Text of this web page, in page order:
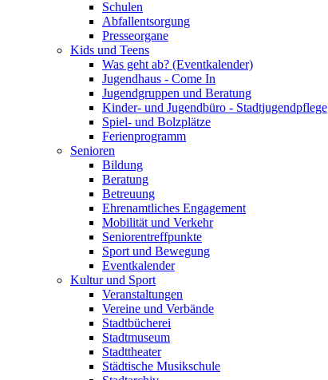
Schulen
Abfallentsorgung
Presseorgane
Kids und Teens
Was geht ab? (Eventkalender)
Jugendhaus - Come In
Jugendgruppen und Beratung
Kinder- und Jugendbüro - Stadtjugendpflege
Spiel- und Bolzplätze
Ferienprogramm
Senioren
Bildung
Beratung
Betreuung
Ehrenamtliches Engagement
Mobilität und Verkehr
Seniorentreffpunkte
Sport und Bewegung
Eventkalender
Kultur und Sport
Veranstaltungen
Vereine und Verbände
Stadtbücherei
Stadtmuseum
Stadttheater
Städtische Musikschule